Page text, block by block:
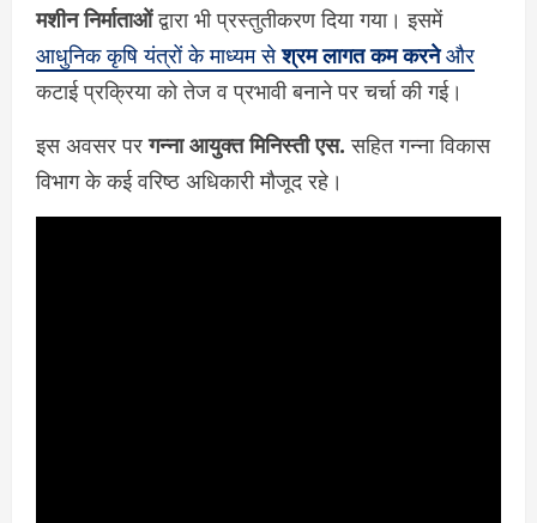
मशीन निर्माताओंद्वारा भी प्रस्तुतीकरण दिया गया। इसमें
आधुनिक कृषि यंत्रों के माध्यम सेश्रम लागत कम करनेऔर
कटाई प्रक्रिया को तेज व प्रभावी बनाने पर चर्चा की गई।
इस अवसर परगन्ना आयुक्त मिनिस्ती एस. सहित गन्ना विकास
विभाग के कई वरिष्ठ अधिकारी मौजूद रहे।